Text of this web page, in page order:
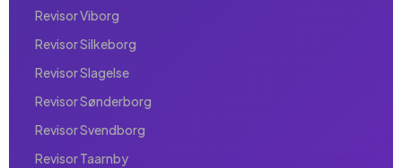
Revisor Viborg
Revisor Silkeborg
Revisor Slagelse
Revisor Sønderborg
Revisor Svendborg
Revisor Taarnby